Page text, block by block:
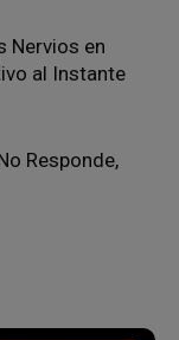
Nervios en
al Instante
Responde,